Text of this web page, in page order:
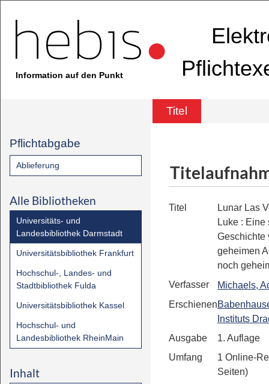
Information auf den Punkt
Titel
Pflichtabgabe
Ablieferung
Alle Bibliotheken
Universitäts- und
Landesbibliothek Darmstadt
Universitätsbibliothek Frankfurt
Hochschul-, Landes- und
Stadtbibliothek Fulda
Universitätsbibliothek Kassel
Hochschul- und
Landesbibliothek RheinMain
Inhalt
Titel
Lunar Las
Luke : Eine
Geschichte
geheimen
noch
Verfasser
Michaels,
Erschienen
Instituts
Ausgabe
1. Auflage
Umfang
1 Online-
Seiten)